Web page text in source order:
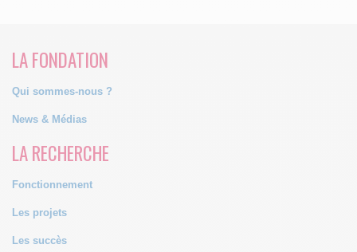
LA FONDATION
Qui sommes-nous ?
News & Médias
LA RECHERCHE
Fonctionnement
Les projets
Les succès